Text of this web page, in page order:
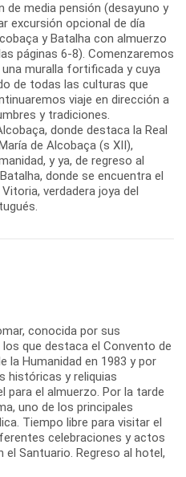
de media pensión (desayuno y
excursión opcional de día
y Batalha con almuerzo
páginas 6-8). Comenzaremos
muralla fortificada y cuya
de todas las culturas que
viaje en dirección a
y tradiciones.
donde destaca la Real
de Alcobaça (s XII),
y ya, de regreso al
donde se encuentra el
verdadera joya del
conocida por sus
que destaca el Convento de
la Humanidad en 1983 y por
históricas y reliquias
para el almuerzo. Por la tarde
uno de los principales
Tiempo libre para visitar el
celebraciones y actos
el Santuario. Regreso al hotel,